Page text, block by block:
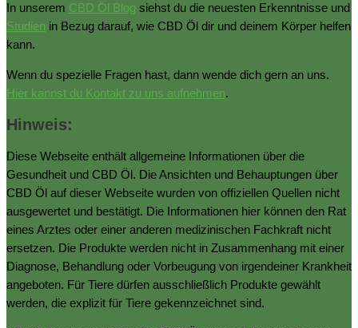
In unserem CBD Öl Blog siehst du die neuesten Erkenntnisse und
Studien in Bezug darauf, wie CBD Öl dir und deinem Körper helfen
kann.
Wenn du spezielle Fragen hast, dann wende dich gern an uns.
Hier kannst du Kontakt zu uns aufnehmen.
Hinweis:
Diese Webseite enthält allgemeine Informationen über die
Gesundheit und CBD Öl. Die Ansichten und Behauptungen über
CBD Öl auf dieser Webseite wurden von offiziellen Quellen nicht
ausgewertet und bestätigt. Die Informationen hier können den Rat
eines Arztes oder einer anderen medizinischen Fachkraft nicht
ersetzen. Die Produkte werden nicht in Zusammenhang mit einer
Diagnose, Behandlung oder Vorbeugung von irgendeiner Krankheit
angeboten. Für Tiere dürfen ausschließlich Produkte gewählt
werden, die explizit für Tiere gekennzeichnet sind.